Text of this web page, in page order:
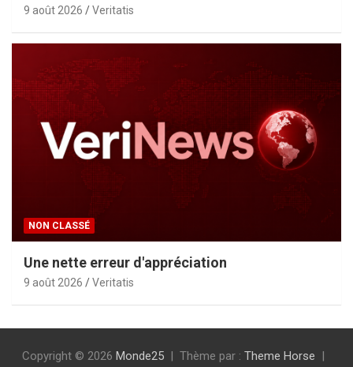
9 août 2026 Veritatis
NON CLASSÉ
Une nette erreur d'appréciation
9 août 2026 Veritatis
Copyright © 2026 Monde25 Thème par : Theme Horse